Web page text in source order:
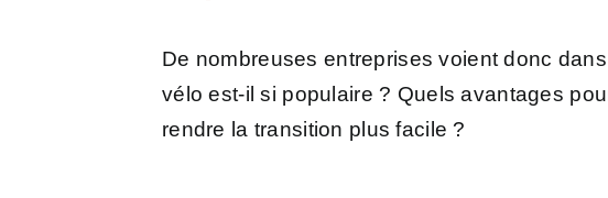
De nombreuses entreprises voient donc
vélo est-il si populaire ? Quels avantages
rendre la transition plus facile ?